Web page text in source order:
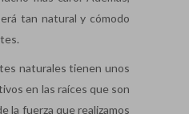
tan natural y cómodo
naturales tienen unos
en las raíces que son
la fuerza que realizamos